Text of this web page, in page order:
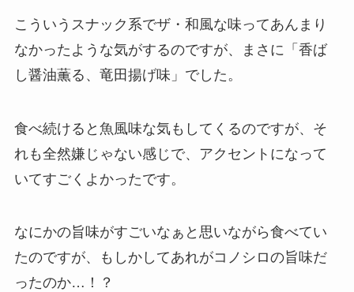
こういうスナック系でザ・和風な味ってあんまり
なかったような気がするのですが、まさに「香ば
し醤油薫る、竜田揚げ味」でした。
食べ続けると魚風味な気もしてくるのですが、そ
れも全然嫌じゃない感じで、アクセントになって
いてすごくよかったです。
なにかの旨味がすごいなぁと思いながら食べてい
たのですが、もしかしてあれがコノシロの旨味だ
ったのか…！？